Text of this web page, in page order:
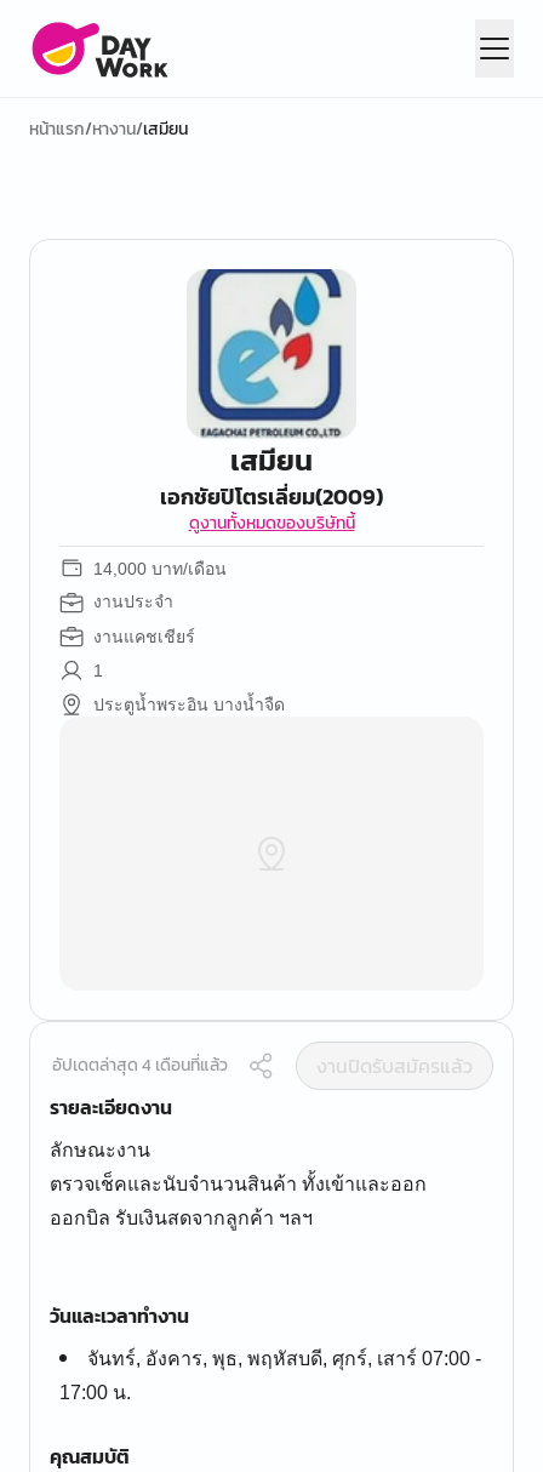
หน้าแรก/หางาน/เสมียน
เสมียน
เอกชัยปิโตรเลี่ยม(2009)
ดูงานทั้งหมดของบริษัทนี้
14,000 บาท/เดือน
งานประจำ
งานแคชเชียร์
1
ประตูน้ำพระอิน บางน้ำจืด
อัปเดตล่าสุด 4 เดือนที่แล้ว
งานปิดรับสมัครแล้ว
รายละเอียดงาน
ลักษณะงาน
ตรวจเช็คและนับจำนวนสินค้า ทั้งเข้าและออก
ออกบิล รับเงินสดจากลูกค้า ฯลฯ
วันและเวลาทำงาน
จันทร์, อังคาร, พุธ, พฤหัสบดี, ศุกร์, เสาร์ 07:00 -
17:00 น.
คุณสมบัติ